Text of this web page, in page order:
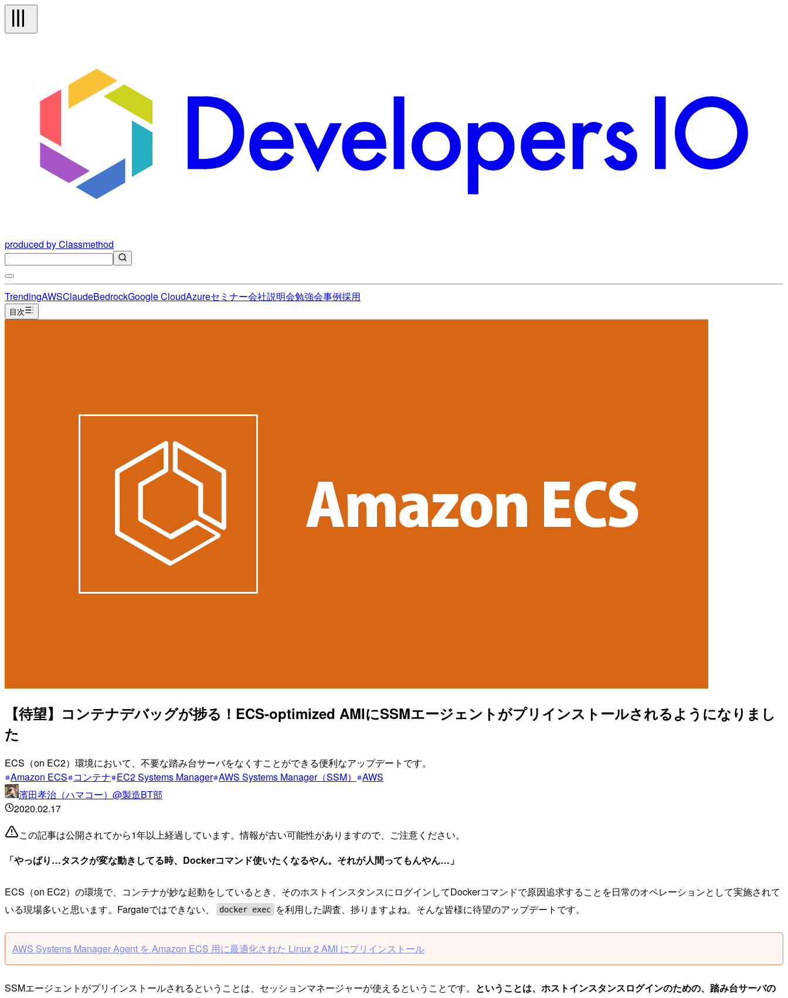
produced by Classmethod
TrendingAWSClaudeBedrockGoogle CloudAzureセミナー会社説明会勉強会事例採用
目次
【待望】コンテナデバッグが捗る！ECS-optimized AMIにSSMエージェントがプリインストールされるようになりまし
た
ECS（on EC2）環境において、不要な踏み台サーバをなくすことができる便利なアップデートです。
Amazon ECS コンテナ EC2 Systems Manager AWS Systems Manager（SSM）
AWS
濱田孝治（ハマコー）@製造BT部
2020.02.17
この記事は公開されてから1年以上経過しています。情報が古い可能性がありますので、ご注意ください。
「やっぱり…タスクが変な動きしてる時、Dockerコマンド使いたくなるやん。それが人間ってもんやん…」
ECS（on EC2）の環境で、コンテナが妙な起動をしているとき、そのホストインスタンスにログインしてDockerコマンドで原因追求することを日常のオペレーションとして実施されて
いる現場多いと思います。Fargateではできない、
docker exec を利用した調査、捗りますよね。そんな皆様に待望のアップデートです。
AWS Systems Manager Agent を Amazon ECS 用に最適化された Linux 2 AMI にプリインストール
SSMエージェントがプリインストールされるということは、セッションマネージャーが使えるということです。 ということは、ホストインスタンスログインのための、踏み台サーバの